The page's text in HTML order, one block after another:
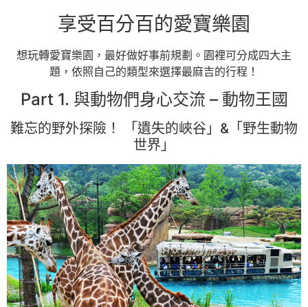
享受百分百的愛寶樂園
想玩轉愛寶樂園，最好做好事前規劃。園裡可分成四大主
題，依照自己的類型來選擇最麻吉的行程！
Part 1. 與動物們身心交流 – 動物王國
難忘的野外探險！ 「遺失的峽谷」&「野生動物
世界」